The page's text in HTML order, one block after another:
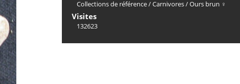
Collections de référence/Carnivores/Ours brun ♀
Visites
132623